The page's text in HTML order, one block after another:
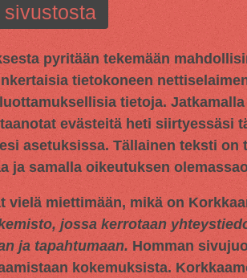
sivustosta
pyritään tekemään
tietokoneen
tietoja.
evästeitä heti siirtyessäsi
asetuksissa. Tällainen teksti
ja samalla oikeutuksen
vielä miettimään, mikä on
jossa kerrotaan
ja tapahtumaan. Homman
kokemuksista.